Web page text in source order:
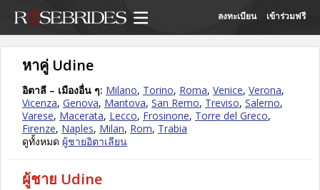
ลงทะเบียน เข้าร่วมฟรี
หาคู่ Udine
อิตาลี – เมืองอื่น ๆ: Milano, Torino, Roma, Venice, Verona,
Vicenza, Genova, Mantova, San Remo, Treviso, Salerno,
Varese, Macerata, Lecco, Frosinone, Torre del Greco,
Firenze, Naples, Milan, Rom, Trabia
ดูทั้งหมด ผู้ชายอิตาเลียน
ผู้ชาย Udine